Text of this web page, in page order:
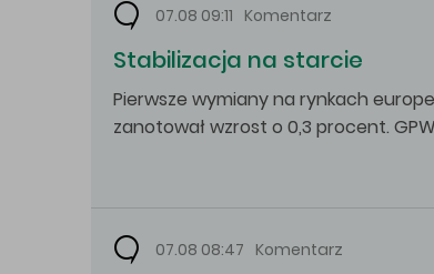
07.08 09:11 Komentarz
Stabilizacja na starcie
Pierwsze wymiany na rynkach
zanotował wzrost o 0,3 procent.
07.08 08:47 Komentarz